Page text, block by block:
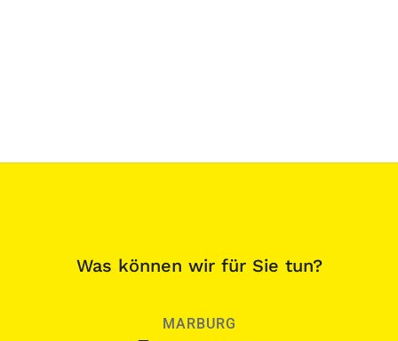
Was können wir für Sie tun?
MARBURG